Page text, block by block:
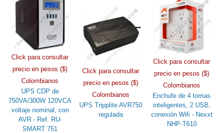
Click para consultar
precio en pesos ($)
Colombianos
UPS CDP de
750VA/300W 120VCA
voltaje nominal, con
AVR - Ref. RU-
SMART 751
Click para consultar
precio en pesos ($)
Colombianos
UPS Tripplite AVR750
regulada
Click para consultar
precio en pesos ($)
Colombianos
Enchufe de 4 tomas
inteligentes, 2 USB,
conexión Wifi - Nexxt
NHP-T610